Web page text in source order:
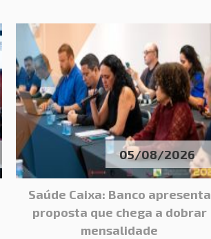
05/08/2026
Saúde Caixa: Banco apresenta
proposta que chega a dobrar
mensalidade